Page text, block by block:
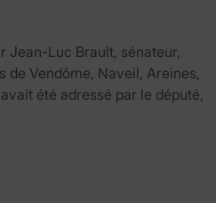
Jean-Luc Brault, sénateur,
de Vendôme, Naveil, Areines,
été adressé par le député,